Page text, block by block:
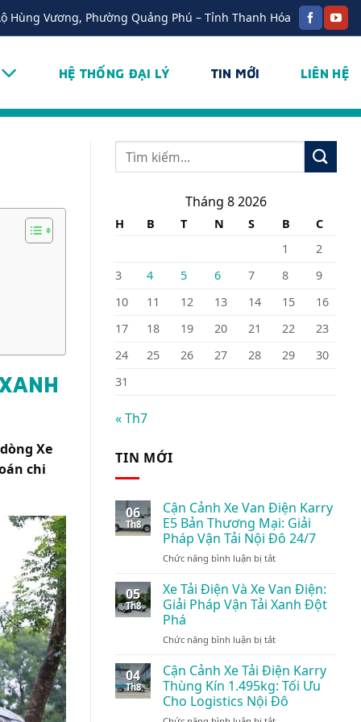
Hùng Vương, Phường Quảng Phú – Tỉnh Thanh Hóa
HỆ THỐNG ĐẠI LÝ TIN MỚI LIÊN HỆ
Xe
chi
Tháng 8 2026
H B T N S B
C
1
2
3
4 5 6 7 8
9
10
11 12 13 14 15
16
17
18 19 20 21 22
23
24
25 26 27 28 29
30
31
« Th7
TIN MỚI
06
Th8
Cận Cảnh Xe Van Điện Karry
E5 Bản Thương Mại: Giải
Pháp Vận Tải Nội Đô 24/7
Chức năng bình luận bị tắtở
Cảnh
Xe
Van
Karry
Bản
Thương
Mại:
Giải
05
Th8
Xe Tải Điện Và Xe Van Điện:
Giải Pháp Vận Tải Xanh Đột
Phá
Chức năng bình luận bị tắtở
Tải
Điện
Và
Xe
04
Th8
Cận Cảnh Xe Tải Điện Karry
Thùng Kín 1.495kg: Tối Ưu
Cho Logistics Nội Đô